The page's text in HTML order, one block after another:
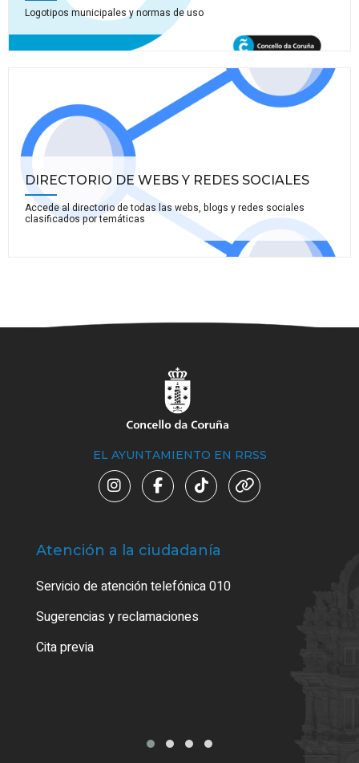
Logotipos municipales y normas de uso
DIRECTORIO DE WEBS Y REDES SOCIALES
Accede al directorio de todas las webs, blogs y redes sociales
clasificados por temáticas
EL AYUNTAMIENTO EN RRSS
Atención a la ciudadanía
Servicio de atención telefónica 010
Sugerencias y reclamaciones
Cita previa